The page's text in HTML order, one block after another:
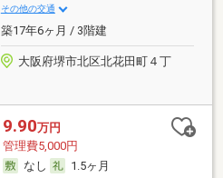
その他の交通
築17年6ヶ月 / 3階建
大阪府堺市北区北花田町４丁
9.90万円
管理費5,000円
なし
1.5ヶ月